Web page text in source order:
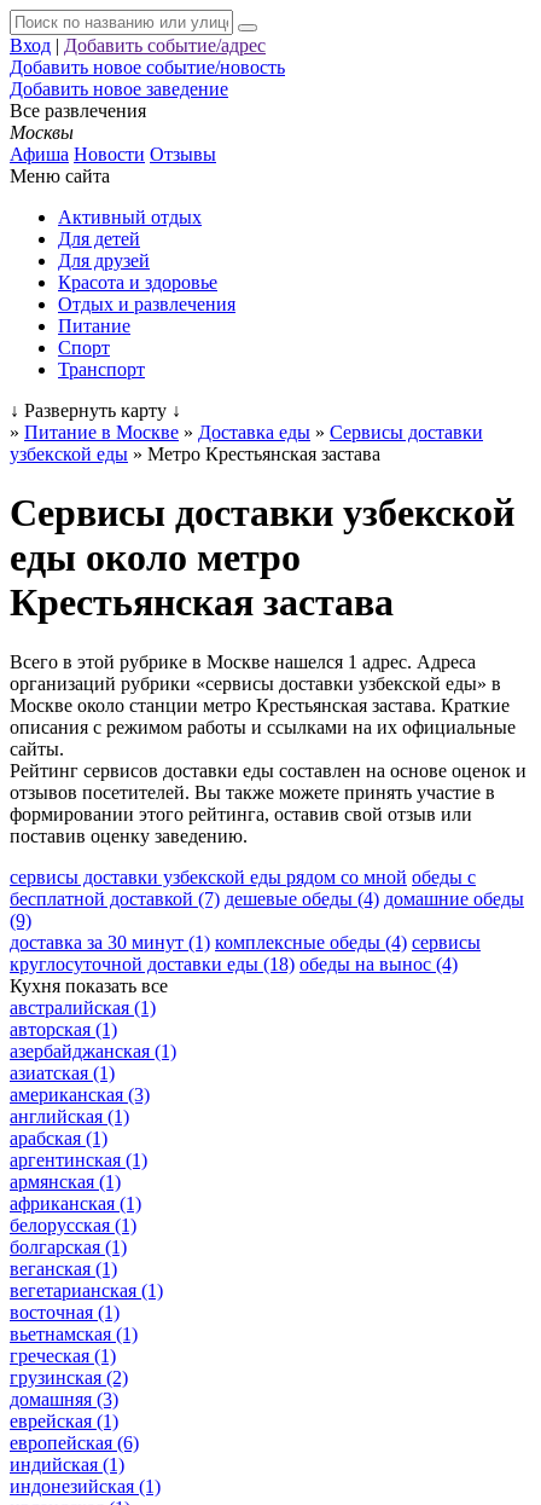
Вход | Добавить событие/адрес
Добавить новое событие/новость
Добавить новое заведение
Все развлечения
Москвы
Афиша Новости Отзывы
Меню сайта
Активный отдых
Для детей
Для друзей
Красота и здоровье
Отдых и развлечения
Питание
Спорт
Транспорт
↓ Развернуть карту ↓
» Питание в Москве » Доставка еды » Сервисы доставки
узбекской еды » Метро Крестьянская застава
Сервисы доставки узбекской
еды около метро
Крестьянская застава
Всего в этой рубрике в Москве нашелся 1 адрес. Адреса
организаций рубрики «сервисы доставки узбекской еды» в
Москве около станции метро Крестьянская застава. Краткие
описания с режимом работы и ссылками на их официальные
сайты.
Рейтинг сервисов доставки еды составлен на основе оценок и
отзывов посетителей. Вы также можете принять участие в
формировании этого рейтинга, оставив свой отзыв или
поставив оценку заведению.
сервисы доставки узбекской еды рядом со мной обеды с
бесплатной доставкой (7) дешевые обеды (4) домашние обеды
(9)
доставка за 30 минут (1) комплексные обеды (4) сервисы
круглосуточной доставки еды (18) обеды на вынос (4)
Кухня показать все
австралийская (1)
авторская (1)
азербайджанская (1)
азиатская (1)
американская (3)
английская (1)
арабская (1)
аргентинская (1)
армянская (1)
африканская (1)
белорусская (1)
болгарская (1)
веганская (1)
вегетарианская (1)
восточная (1)
вьетнамская (1)
греческая (1)
грузинская (2)
домашняя (3)
еврейская (1)
европейская (6)
индийская (1)
индонезийская (1)